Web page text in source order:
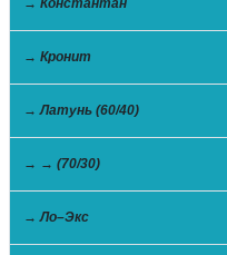
→ Константан
→ Кронит
→ Латунь (60/40)
→ → (70/30)
→ Ло–Экс